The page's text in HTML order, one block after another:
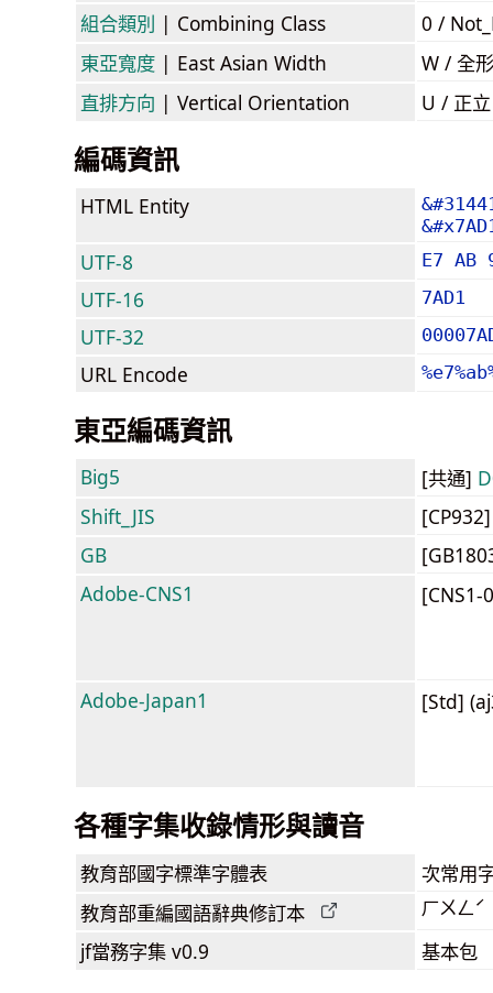
組合類別 | Combining Class
0 /
東亞寬度 | East Asian Width
W / 全
直排方向 | Vertical Orientation U / 正
編碼資訊
HTML Entity
UTF-8 E7 AB
UTF-16 7AD1
UTF-32
URL Encode
東亞編碼資訊
Big5 [共通]
Shift_JIS
GB
Adobe-CNS1
Adobe-Japan1 [Std]
各種字集收錄情形與讀音
教育部國字標準字體表 次常用
教育部重編國語辭典修訂本 ㄏㄨㄥˊ
jf當務字集 v0.9 基本包